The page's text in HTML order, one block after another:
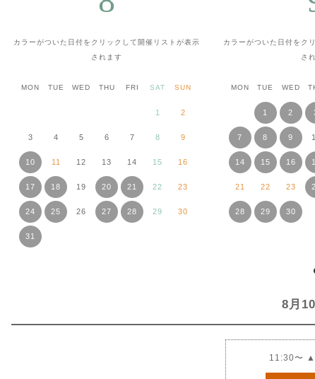
カラーがついた日付をクリックして 開催リストが表示
されます
MON TUE WED THU FRI SAT SUN
1 2
3 4 5 6 7 8 9
10 11 12 13 14 15 16
17 18 19 20 21 22 23
24 25 26 27 28 29 30
31
カラーがついた日付をク
さ
MON TUE WED
1 2
7 8 9
14 15 16
21 22 23
28 29 30
8月
11:30〜 ▲